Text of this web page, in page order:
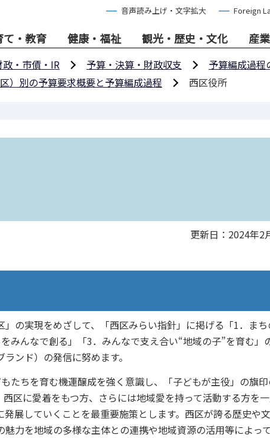
音声読み上げ・文字拡大 Foreign
て・教育 健康・福祉 観光・歴史・文化 産
政・市債・IR 予算・決算・財政収支
予算編成過程
）別の予算要求概要と予算編成過程 西区役所
更新日：2024年2
の実現をめざして、「西区みらい指針」に掲げる「1．ま
みんなで創る」「3．みんなで支え合い“地域の子”を育む」
ンド）の発信に努めます。
たちを育む機運醸成を強く意識し、「子どもが主役」の旗
区に愛着をもつ方、さらには地域愛を持って活動する方を
展していくことを最重要施策とします。西区が誇る歴史や文
力を地域の多様な主体との連携や地域資源の活用等によっ